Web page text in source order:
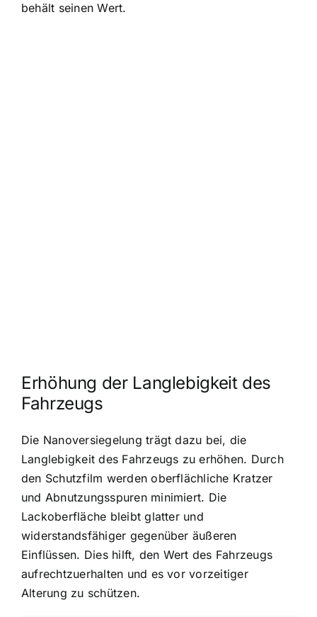
behält seinen Wert.
Erhöhung der Langlebigkeit des
Fahrzeugs
Die Nanoversiegelung trägt dazu bei, die
Langlebigkeit des Fahrzeugs zu erhöhen. Durch
den Schutzfilm werden oberflächliche Kratzer
und Abnutzungsspuren minimiert. Die
Lackoberfläche bleibt glatter und
widerstandsfähiger gegenüber äußeren
Einflüssen. Dies hilft, den Wert des Fahrzeugs
aufrechtzuerhalten und es vor vorzeitiger
Alterung zu schützen.